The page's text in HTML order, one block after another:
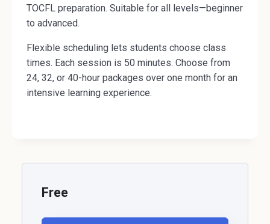
TOCFL preparation. Suitable for all levels—beginner
to advanced.
Flexible scheduling lets students choose class
times. Each session is 50 minutes. Choose from
24, 32, or 40-hour packages over one month for an
intensive learning experience.
Free